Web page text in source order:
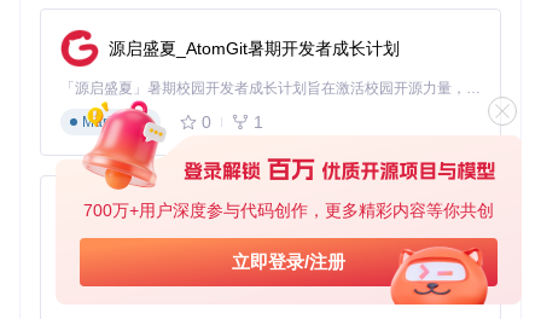
700万+用户深度参与代码创作，更多精彩内容等你共创
立即登录/注册
源启盛夏_AtomGit暑期开发者成长计划
「源启盛夏」暑期校园开发者成长计划旨在激活校园开源力量，通过积分激励、认证扶持、资源倾斜等形式，引导高校组织和开发者完成「入驻 — 建项目 — 做贡献 — 获认证 — 得资源」的完整闭环。无论你是想带领社团入驻平台的组织者，还是希望用代码贡献证明自己的开发者，都能在这里找到属于你的成长路径。
Markdown
0 1
py-xiaozhi
基于Python的Xiaozhi AI，适用于想要完整Xiaozhi体验而无需拥有专用硬件的用户。
Python
0 1